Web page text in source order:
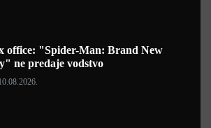
office: "Spider-Man: Brand New
ne predaje vodstvo